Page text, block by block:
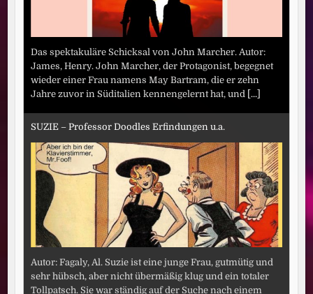
Das spektakuläre Schicksal von John Marcher. Autor:
James, Henry. John Marcher, der Protagonist, begegnet
wieder einer Frau namens May Bartram, die er zehn
Jahre zuvor in Süditalien kennengelernt hat, und [...]
SUZIE – Professor Doodles Erfindungen u.a.
Autor: Fagaly, Al. Suzie ist eine junge Frau, gutmütig und
sehr hübsch, aber nicht übermäßig klug und ein totaler
Tollpatsch. Sie war ständig auf der Suche nach einem